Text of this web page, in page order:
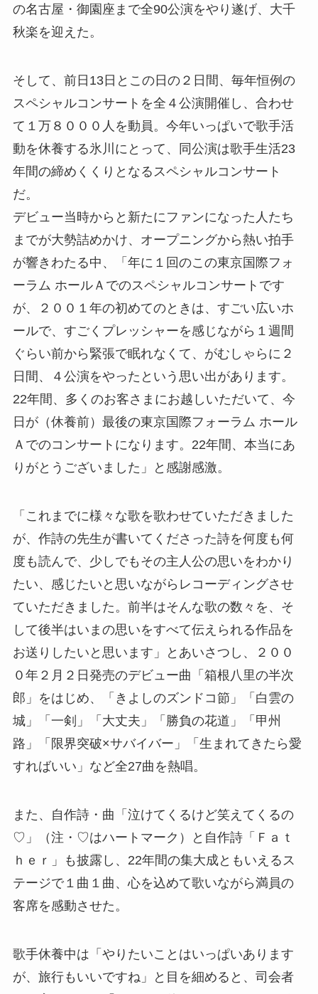
の名古屋・御園座まで全90公演をやり遂げ、大千
秋楽を迎えた。
そして、前日13日とこの日の２日間、毎年恒例の
スペシャルコンサートを全４公演開催し、合わせ
て１万８０００人を動員。今年いっぱいで歌手活
動を休養する氷川にとって、同公演は歌手生活23
年間の締めくくりとなるスペシャルコンサート
だ。
デビュー当時からと新たにファンになった人たち
までが大勢詰めかけ、オープニングから熱い拍手
が響きわたる中、「年に１回のこの東京国際フォ
ーラム ホールＡでのスペシャルコンサートです
が、２００１年の初めてのときは、すごい広いホ
ールで、すごくプレッシャーを感じながら１週間
ぐらい前から緊張で眠れなくて、がむしゃらに２
日間、４公演をやったという思い出があります。
22年間、多くのお客さまにお越しいただいて、今
日が（休養前）最後の東京国際フォーラム ホール
Ａでのコンサートになります。22年間、本当にあ
りがとうございました」と感謝感激。
「これまでに様々な歌を歌わせていただきました
が、作詩の先生が書いてくださった詩を何度も何
度も読んで、少しでもその主人公の思いをわかり
たい、感じたいと思いながらレコーディングさせ
ていただきました。前半はそんな歌の数々を、そ
して後半はいまの思いをすべて伝えられる作品を
お送りしたいと思います」とあいさつし、２００
０年２月２日発売のデビュー曲「箱根八里の半次
郎」をはじめ、「きよしのズンドコ節」「白雲の
城」「一剣」「大丈夫」「勝負の花道」「甲州
路」「限界突破×サバイバー」「生まれてきたら愛
すればいい」など全27曲を熱唱。
また、自作詩・曲「泣けてくるけど笑えてくるの
♡」（注・♡はハートマーク）と自作詩「Ｆａｔ
ｈｅｒ」も披露し、22年間の集大成ともいえるス
テージで１曲１曲、心を込めて歌いながら満員の
客席を感動させた。
歌手休養中は「やりたいことはいっぱいあります
が、旅行もいいですね」と目を細めると、司会者